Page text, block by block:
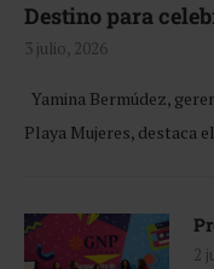
Destino para
3 julio, 2026
Yamina Bermúdez,
Playa Mujeres, destaca
2